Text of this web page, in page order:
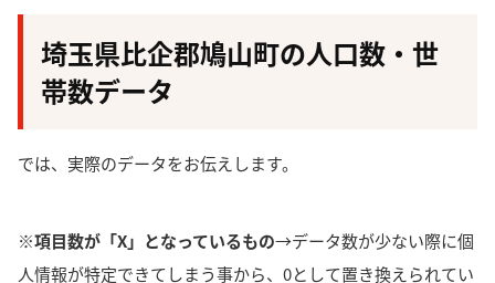
埼玉県比企郡鳩山町の人口数・世
帯数データ
では、実際のデータをお伝えします。
※項目数が「X」となっているもの→データ数が少ない際に個
人情報が特定できてしまう事から、0として置き換えられてい